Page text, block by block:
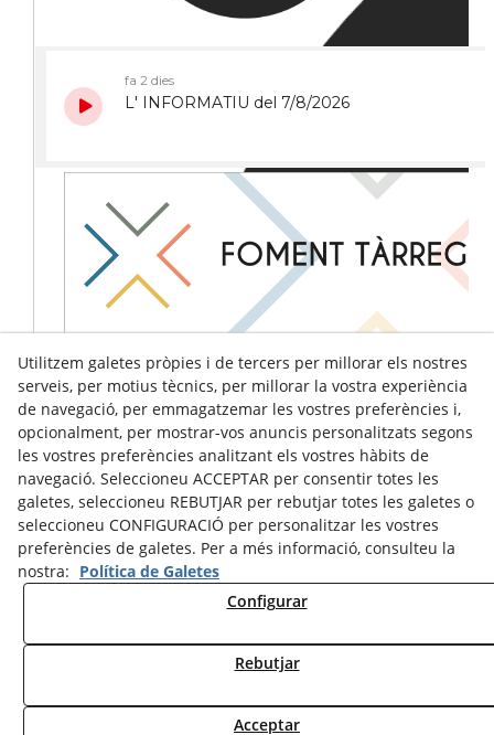
Utilitzem galetes pròpies i de tercers per millorar els nostres
serveis, per motius tècnics, per millorar la vostra experiència
de navegació, per emmagatzemar les vostres preferències i,
opcionalment, per mostrar-vos anuncis personalitzats segons
les vostres preferències analitzant els vostres hàbits de
navegació. Seleccioneu ACCEPTAR per consentir totes les
galetes, seleccioneu REBUTJAR per rebutjar totes les galetes o
seleccioneu CONFIGURACIÓ per personalitzar les vostres
preferències de galetes. Per a més informació, consulteu la
nostra: Política de Galetes
Configurar
Rebutjar
Acceptar